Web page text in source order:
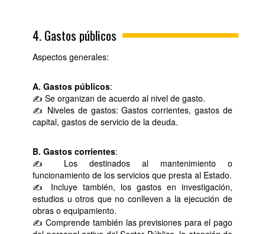
4. Gastos públicos
Aspectos generales:
A. Gastos públicos:
✍ Se organizan de acuerdo al nivel de gasto.
✍ Niveles de gastos: Gastos corrientes, gastos de
capital, gastos de servicio de la deuda.
B. Gastos corrientes:
✍ Los destinados al mantenimiento o
funcionamiento de los servicios que presta al Estado.
✍ Incluye también, los gastos en investigación,
estudios u otros que no conlleven a la ejecución de
obras o equipamiento.
✍ Comprende también las previsiones para el pago